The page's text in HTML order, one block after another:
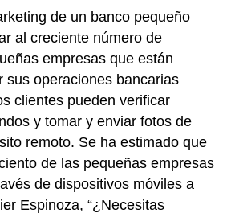
de un banco pequeño
al creciente número de
empresas que están
sus operaciones bancarias
clientes pueden verificar
y tomar y enviar fotos de
remoto. Se ha estimado que
de las pequeñas empresas
de dispositivos móviles a
Espinoza, “¿Necesitas